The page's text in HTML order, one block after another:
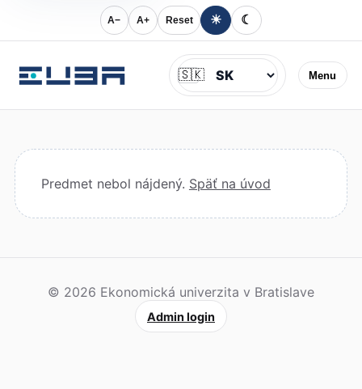
A− A+ Reset ☀ ☾
Menu
Jazyk
🇸🇰
Predmet nebol nájdený. Späť na úvod
© 2026 Ekonomická univerzita v Bratislave
Admin login